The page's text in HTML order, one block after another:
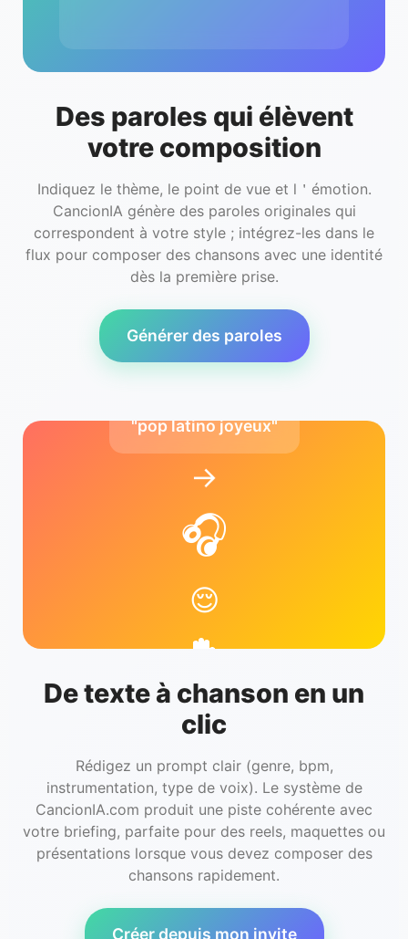
Des paroles qui élèvent
votre composition
Indiquez le thème, le point de vue et l＇émotion.
CancionIA génère des paroles originales qui
correspondent à votre style ; intégrez-les dans le
flux pour composer des chansons avec une identité
dès la première prise.
Générer des paroles
De texte à chanson en un
clic
Rédigez un prompt clair (genre, bpm,
instrumentation, type de voix). Le système de
CancionIA.com produit une piste cohérente avec
votre briefing, parfaite pour des reels, maquettes ou
présentations lorsque vous devez composer des
chansons rapidement.
Créer depuis mon invite
"pop latino joyeux"
→
🎧
😌